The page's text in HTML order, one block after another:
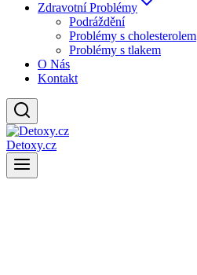
Zdravotní Problémy
Podráždění
Problémy s cholesterolem
Problémy s tlakem
O Nás
Kontakt
Detoxy.cz